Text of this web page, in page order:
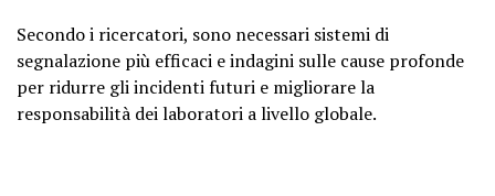
Secondo i ricercatori, sono necessari sistemi di
segnalazione più efficaci e indagini sulle cause profonde
per ridurre gli incidenti futuri e migliorare la
responsabilità dei laboratori a livello globale.